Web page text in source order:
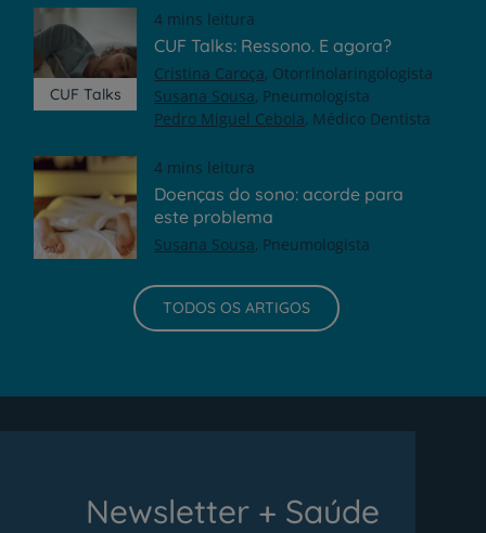
CUF Talks
4 mins leitura
CUF Talks: Ressono. E agora?
Cristina Caroça Otorrinolaringologista
Susana Sousa Pneumologista
Pedro Miguel Cebola Médico Dentista
4 mins leitura
Doenças do sono: acorde para
este problema
Susana Sousa Pneumologista
TODOS OS ARTIGOS
Newsletter + Saúde